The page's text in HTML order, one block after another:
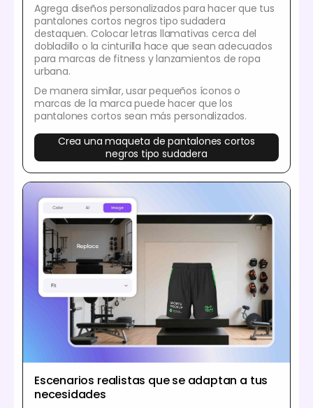
Agrega diseños personalizados para hacer que tus
pantalones cortos negros tipo sudadera
destaquen. Colocar letras llamativas cerca del
dobladillo o la cinturilla hace que sean adecuados
para marcas de fitness y lanzamientos de ropa
urbana.
De manera similar, usar pequeños íconos o
marcas de la marca puede hacer que los
pantalones cortos sean más personalizados.
Crea una maqueta de pantalones cortos
negros tipo sudadera
Escenarios realistas que se adaptan a tus
necesidades